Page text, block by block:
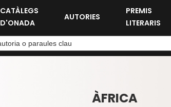
CATÀLEGS
D'ONADA
AUTORIES
PREMIS
LITERARIS
ÀFRICA